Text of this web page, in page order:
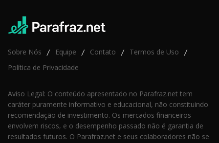
Sobre Nós / Equipe / Contato / Termos de Uso /
Política de Privacidade
Aviso Legal: O conteúdo apresentado no Parafraz.net tem
caráter puramente informativo e educacional, não constituindo
recomendação de investimento. Os mercados financeiros
envolvem riscos, e o desempenho passado não é garantia de
resultados futuros. O Parafraz.net e seus colaboradores não se